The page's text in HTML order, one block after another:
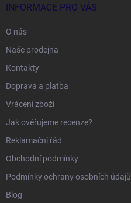
INFORMACE PRO VÁS
O nás
Naše prodejna
Kontakty
Doprava a platba
Vrácení zboží
Jak ověřujeme recenze?
Reklamační řád
Obchodní podmínky
Podmínky ochrany osobních údajů
Blog